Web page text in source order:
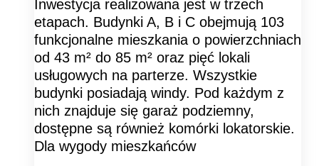
Inwestycja realizowana jest w trzech
etapach. Budynki A, B i C obejmują 103
funkcjonalne mieszkania o powierzchniach
od 43 m² do 85 m² oraz pięć lokali
usługowych na parterze. Wszystkie
budynki posiadają windy. Pod każdym z
nich znajduje się garaż podziemny,
dostępne są również komórki lokatorskie.
Dla wygody mieszkańców